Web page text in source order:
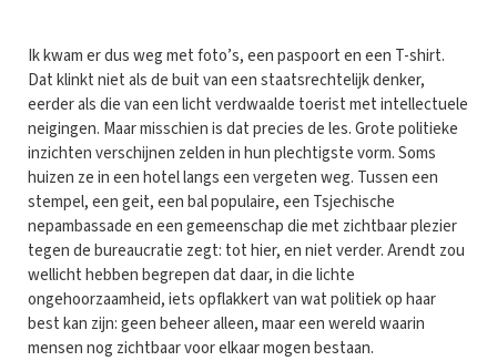
Ik kwam er dus weg met foto’s, een paspoort en een T-shirt.
Dat klinkt niet als de buit van een staatsrechtelijk denker,
eerder als die van een licht verdwaalde toerist met intellectuele
neigingen. Maar misschien is dat precies de les. Grote politieke
inzichten verschijnen zelden in hun plechtigste vorm. Soms
huizen ze in een hotel langs een vergeten weg. Tussen een
stempel, een geit, een bal populaire, een Tsjechische
nepambassade en een gemeenschap die met zichtbaar plezier
tegen de bureaucratie zegt: tot hier, en niet verder. Arendt zou
wellicht hebben begrepen dat daar, in die lichte
ongehoorzaamheid, iets opflakkert van wat politiek op haar
best kan zijn: geen beheer alleen, maar een wereld waarin
mensen nog zichtbaar voor elkaar mogen bestaan.